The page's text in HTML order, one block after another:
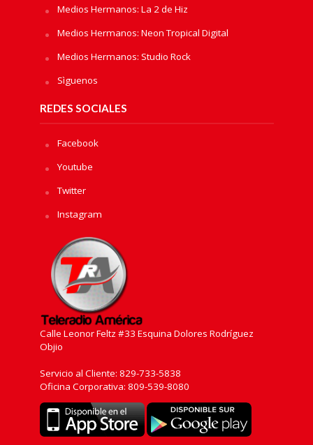
Medios Hermanos: La 2 de Hiz
Medios Hermanos: Neon Tropical Digital
Medios Hermanos: Studio Rock
Sìguenos
REDES SOCIALES
Facebook
Youtube
Twitter
Instagram
Calle Leonor Feltz #33 Esquina Dolores Rodríguez
Objio
Servicio al Cliente: 829-733-5838
Oficina Corporativa: 809-539-8080